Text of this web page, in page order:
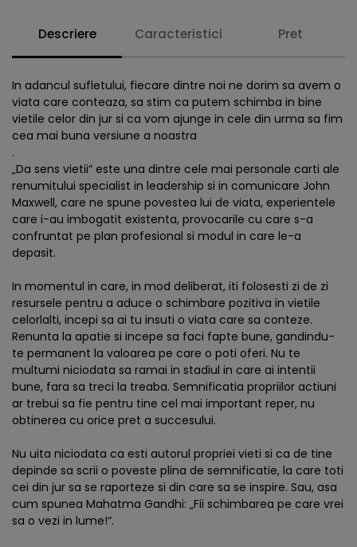
Descriere Caracteristici Pret
In adancul sufletului, fiecare dintre noi ne dorim sa avem o
viata care conteaza, sa stim ca putem schimba in bine
vietile celor din jur si ca vom ajunge in cele din urma sa fim
cea mai buna versiune a noastra
.
„Da sens vietii“ este una dintre cele mai personale carti ale
renumitului specialist in leadership si in comunicare John
Maxwell, care ne spune povestea lui de viata, experientele
care i-au imbogatit existenta, provocarile cu care s-a
confruntat pe plan profesional si modul in care le-a
depasit.
In momentul in care, in mod deliberat, iti folosesti zi de zi
resursele pentru a aduce o schimbare pozitiva in vietile
celorlalti, incepi sa ai tu insuti o viata care sa conteze.
Renunta la apatie si incepe sa faci fapte bune, gandindu-
te permanent la valoarea pe care o poti oferi. Nu te
multumi niciodata sa ramai in stadiul in care ai intentii
bune, fara sa treci la treaba. Semnificatia propriilor actiuni
ar trebui sa fie pentru tine cel mai important reper, nu
obtinerea cu orice pret a succesului.
Nu uita niciodata ca esti autorul propriei vieti si ca de tine
depinde sa scrii o poveste plina de semnificatie, la care toti
cei din jur sa se raporteze si din care sa se inspire. Sau, asa
cum spunea Mahatma Gandhi: „Fii schimbarea pe care vrei
sa o vezi in lume!“.